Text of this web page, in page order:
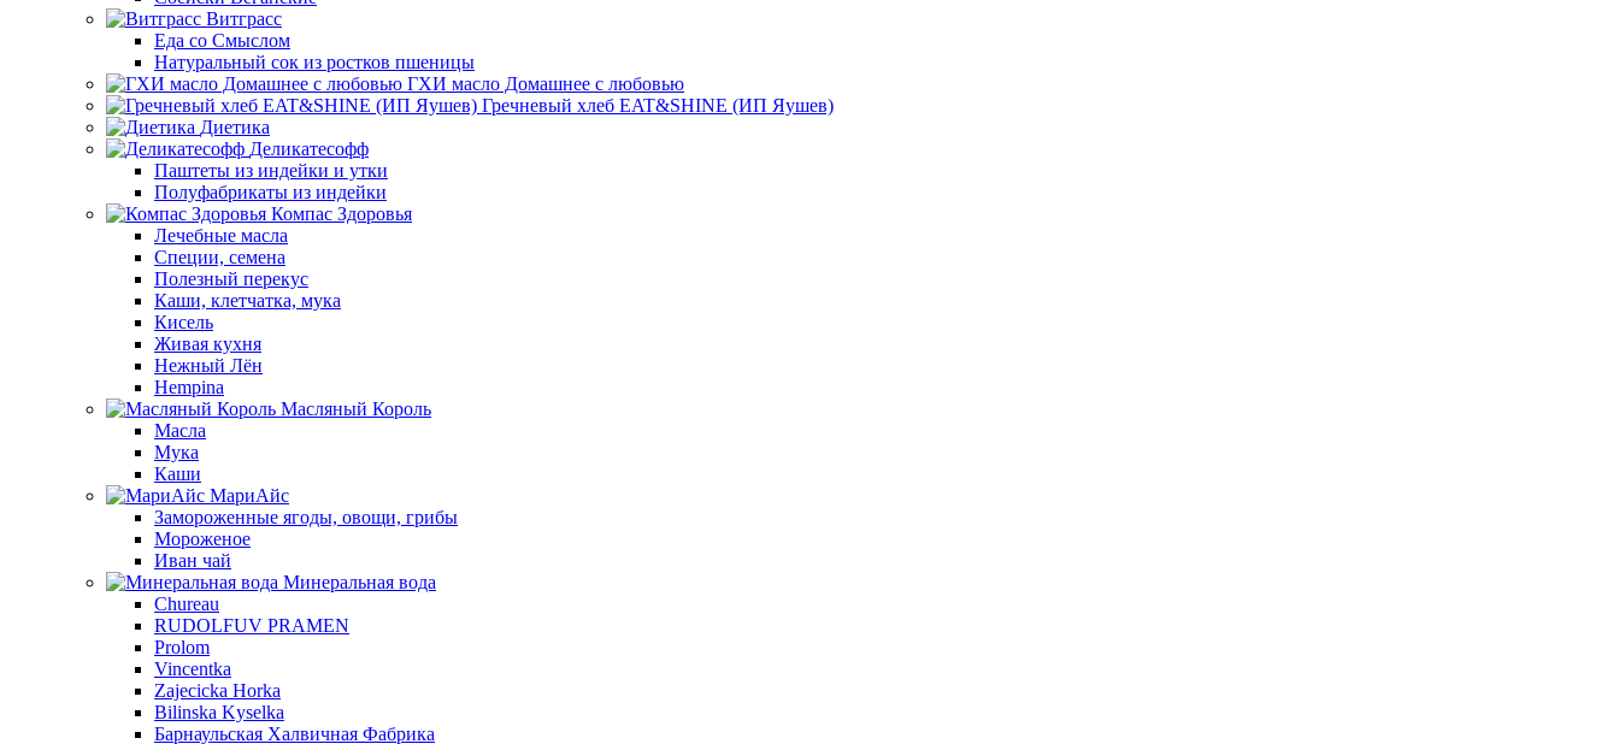
Витграсс
Еда со Смыслом
Натуральный сок из ростков пшеницы
ГХИ масло Домашнее с любовью
Гречневый хлеб EAT&SHINE (ИП Яушев)
Диетика
Деликатесофф
Паштеты из индейки и утки
Полуфабрикаты из индейки
Компас Здоровья
Лечебные масла
Специи, семена
Полезный перекус
Каши, клетчатка, мука
Кисель
Живая кухня
Нежный Лён
Hempina
Масляный Король
Масла
Мука
Каши
МариАйс
Замороженные ягоды, овощи, грибы
Мороженое
Иван чай
Минеральная вода
Chureau
RUDOLFUV PRAMEN
Prolom
Vincentka
Zajecicka Horka
Bilinska Kyselka
Барнаульская Халвичная Фабрика